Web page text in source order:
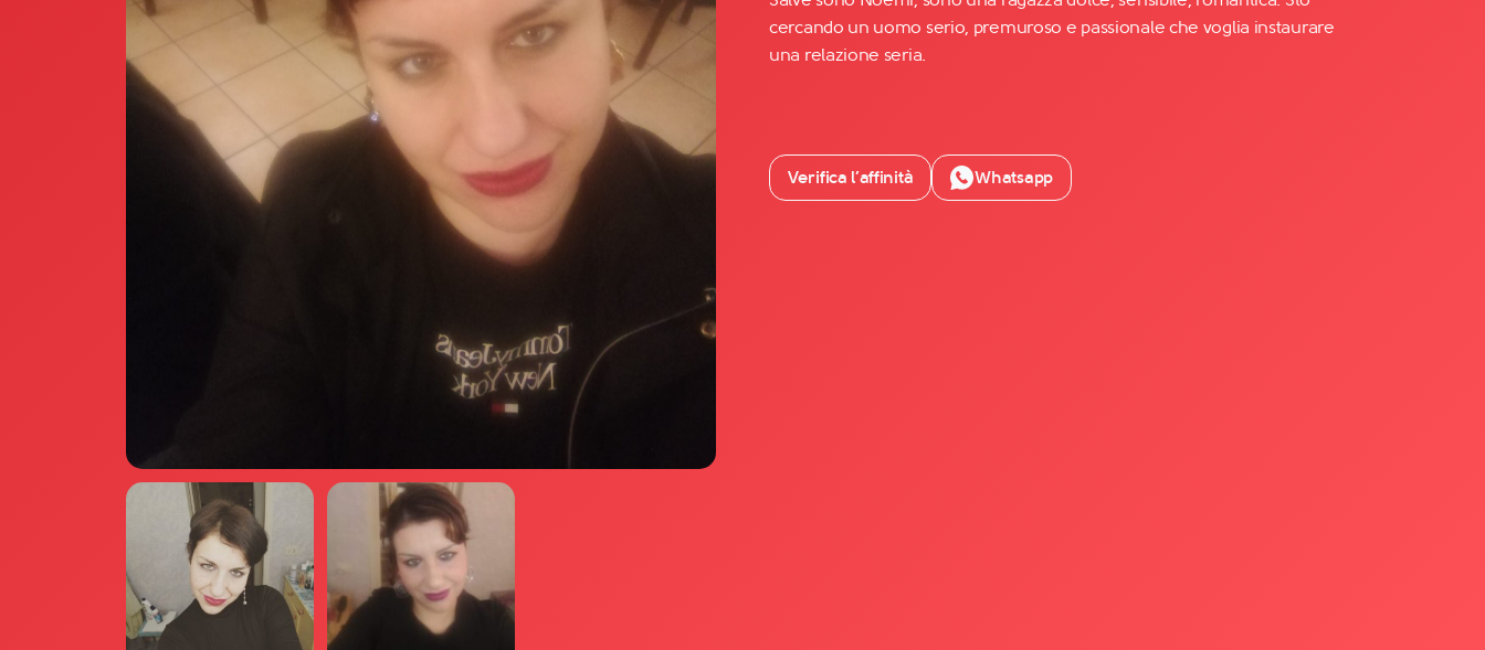
TikTok
cercando un uomo serio, premuroso e passionale che voglia instaurare
una relazione seria.
Verifica l’affinità Whatsapp